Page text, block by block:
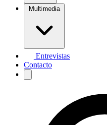
Multimedia
Entrevistas
Contacto